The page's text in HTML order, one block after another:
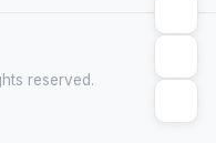
reserved.